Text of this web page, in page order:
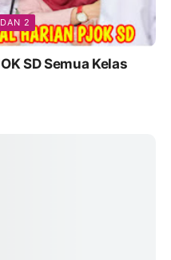
2
SD Semua Kelas